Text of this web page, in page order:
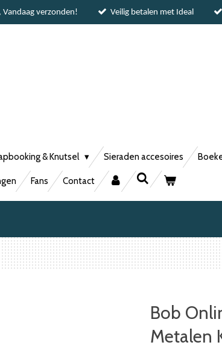
verzonden! Veilig betalen met Ideal
& Knutsel Sieraden accesoires
Fans Contact
Bob
Metalen